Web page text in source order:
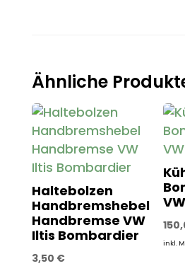
Ähnliche
Haltebolzen
Handbremshebel
Handbremse VW
Iltis Bombardier
3,50 €
inkl.